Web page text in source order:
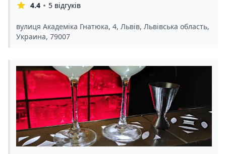
4.4 5 відгуків
вулиця Академіка Гнатюка, 4, Львів, Львівська область,
Украина, 79007